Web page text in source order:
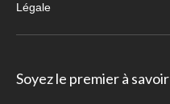
Légale
Soyez le premier à savoir